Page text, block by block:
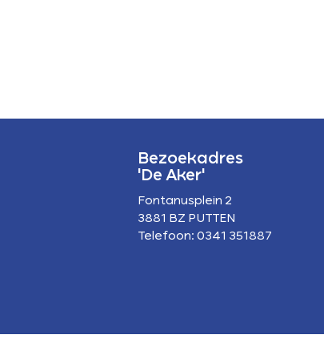
Bezoekadres
'De Aker'
Fontanusplein 2
3881 BZ PUTTEN
Telefoon: 0341 351887